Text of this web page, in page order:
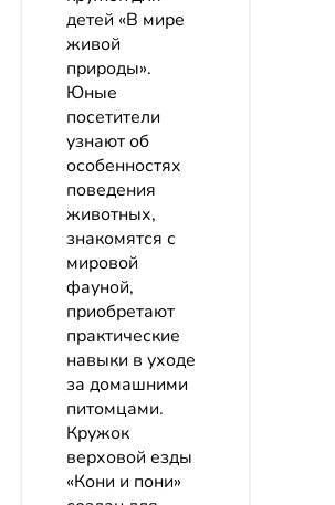
детей «В мире
живой
природы».
Юные
посетители
узнают об
особенностях
поведения
животных,
знакомятся с
мировой
фауной,
приобретают
практические
навыки в уходе
за домашними
питомцами.
Кружок
верховой езды
«Кони и пони»